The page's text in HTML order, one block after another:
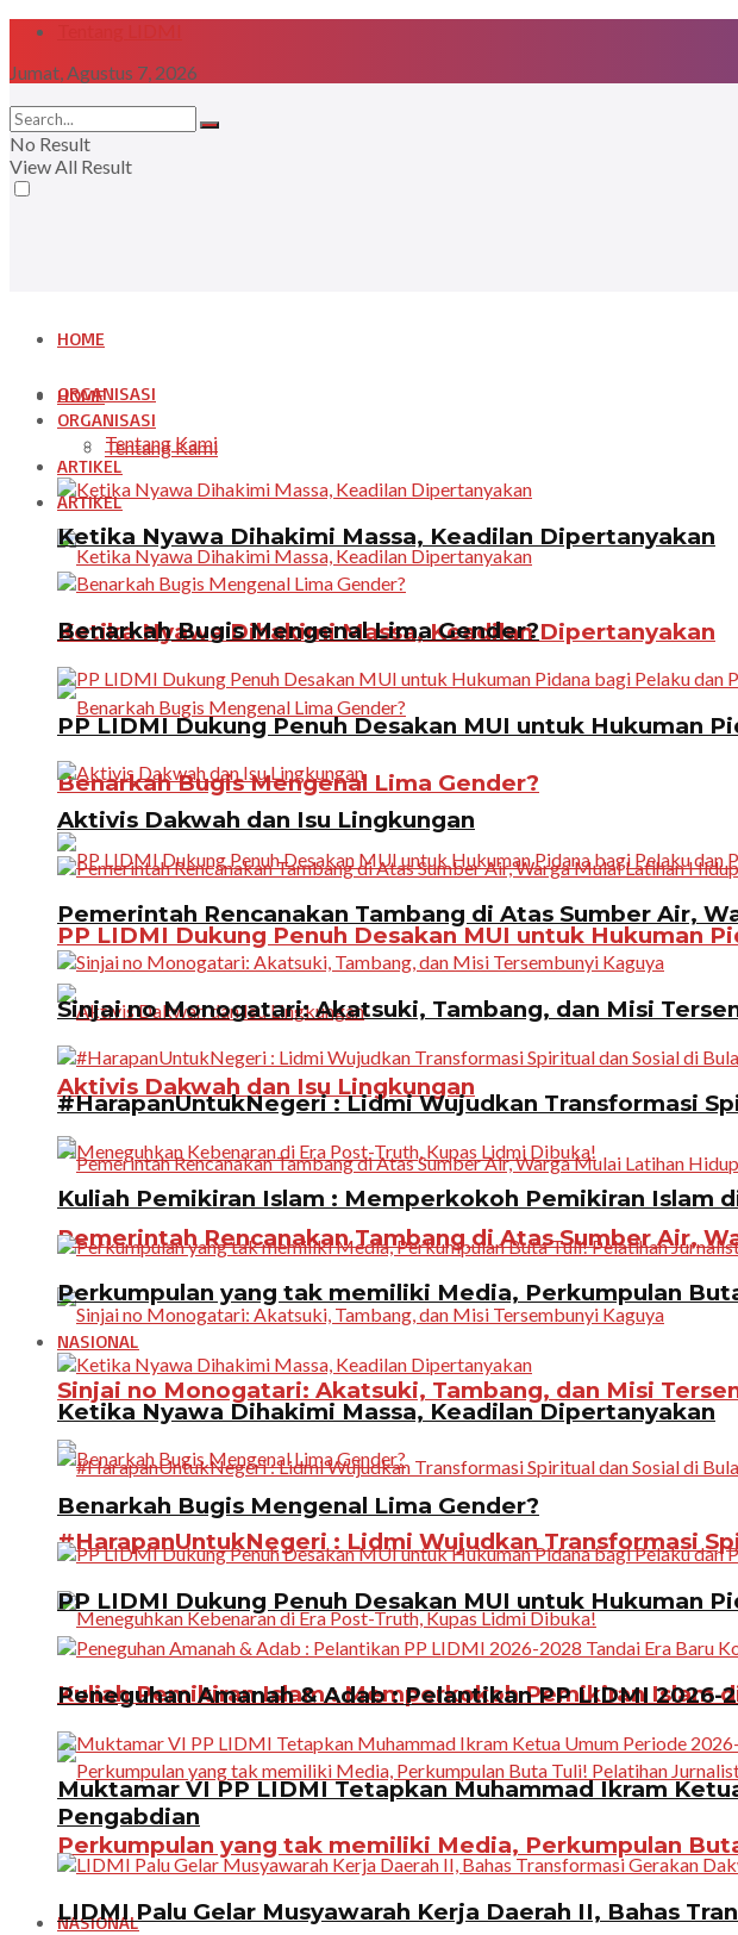
Jumat, Agustus 7, 2026
No Result
View All Result
HOME
ORGANISASI
Tentang Kami
ARTIKEL
Ketika Nyawa Dihakimi Massa, Keadilan Dipertanyakan
Benarkah Bugis Mengenal Lima Gender?
PP LIDMI Dukung Penuh Desakan MUI untuk Hukuman
Aktivis Dakwah dan Isu Lingkungan
Pemerintah Rencanakan Tambang di Atas Sumber Air,
Sinjai no Monogatari: Akatsuki, Tambang, dan Misi
#HarapanUntukNegeri : Lidmi Wujudkan Transformasi
Kuliah Pemikiran Islam : Memperkokoh Pemikiran Islam
Perkumpulan yang tak memiliki Media, Perkumpulan
NASIONAL
HOME
ORGANISASI
Tentang Kami
ARTIKEL
Ketika Nyawa Dihakimi Massa, Keadilan Dipertanyakan
Benarkah Bugis Mengenal Lima Gender?
PP LIDMI Dukung Penuh Desakan MUI untuk Hukuman
Aktivis Dakwah dan Isu Lingkungan
Pemerintah Rencanakan Tambang di Atas Sumber Air,
Sinjai no Monogatari: Akatsuki, Tambang, dan Misi
#HarapanUntukNegeri : Lidmi Wujudkan Transformasi
Kuliah Pemikiran Islam : Memperkokoh Pemikiran Islam
Perkumpulan yang tak memiliki Media, Perkumpulan
NASIONAL
Ketika Nyawa Dihakimi Massa, Keadilan Dipertanyakan
Benarkah Bugis Mengenal Lima Gender?
PP LIDMI Dukung Penuh Desakan MUI untuk Hukuman
Peneguhan Amanah & Adab : Pelantikan PP LIDMI
Muktamar VI PP LIDMI Tetapkan Muhammad Ikram
Pengabdian
LIDMI Palu Gelar Musyawarah Kerja Daerah II, Bahas